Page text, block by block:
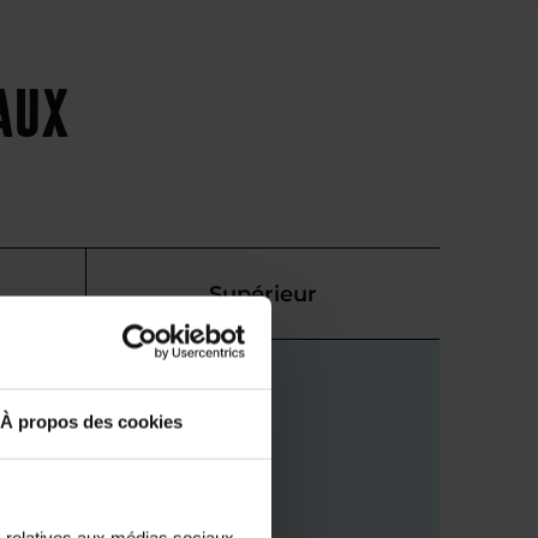
À propos des cookies
Supérieur